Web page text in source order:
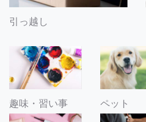
引っ越し
趣味・習い事 ペット